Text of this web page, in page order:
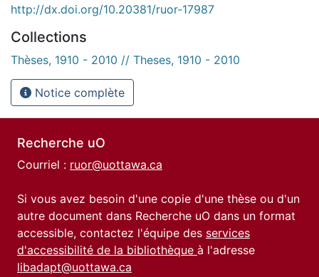
http://dx.doi.org/10.20381/ruor-17987
Collections
Thèses, 1910 - 2010 // Theses, 1910 - 2010
Notice complète
Recherche uO
Courriel : ruor@uottawa.ca
Si vous avez besoin d'une copie d'une thèse ou d'un
autre document dans Recherche uO dans un format
accessible, contactez l'équipe des services
d'accessibilité de la bibliothèque à l'adresse
libadapt@uottawa.ca